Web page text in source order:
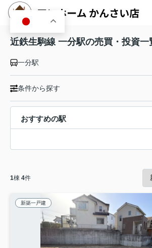
近鉄生駒線 一分駅の売買・投資一
一分駅
条件から探す
おすすめの駅
1棟 4件
新築一戸建